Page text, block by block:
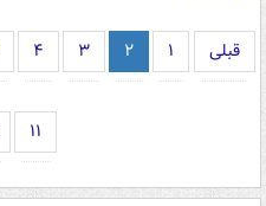
قبلی ۱ ۲ ۳ ۴
۱۱